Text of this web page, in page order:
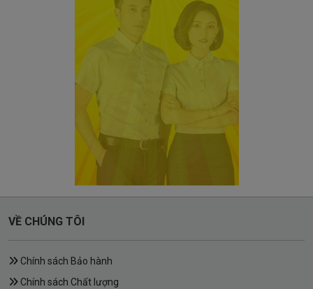
VỀ CHÚNG TÔI
Chính sách Bảo hành
Chính sách Chất lượng